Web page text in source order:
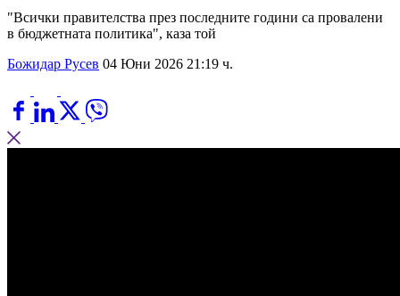
"Всички правителства през последните години са провалени
в бюджетната политика", каза той
Божидар Русев 04 Юни 2026 21:19 ч.